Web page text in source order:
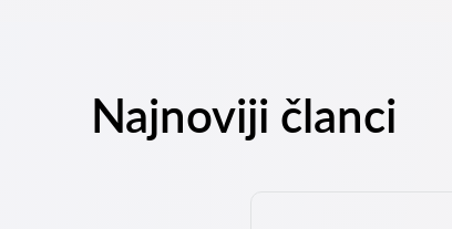
Najnoviji članci